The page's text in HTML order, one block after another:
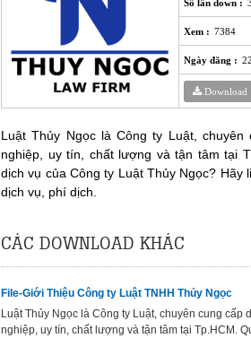
Số lần down :
Xem : 7384
Ngày đăng :
Download
Luật Thủy Ngọc là Công ty Luật,
nghiệp, uy tín, chất lượng và tận tâm tại
dịch vụ của Công ty Luật Thủy Ngọc?
dịch vụ, phí dịch.
CÁC DOWNLOAD KHÁC
File-Giới Thiệu Công ty Luật TNHH Thủy Ngọc
Luật Thủy Ngọc là Công ty Luật, chuyên cung cấp
nghiệp, uy tín, chất lượng và tận tâm tại Tp.HCM.